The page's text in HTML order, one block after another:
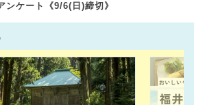
ンケート《9/6(日)締切》